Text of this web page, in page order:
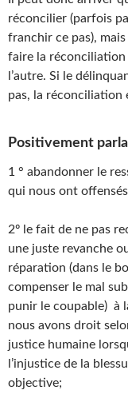
réconcilier (parfois
franchir ce pas),
faire la réconciliation
l’autre. Si le
pas, la réconciliation
Positivement
1 ° abandonner le
qui nous ont
2º le fait de ne pas
une juste revanche
réparation (dans le
compenser le mal
punir le coupable) à
nous avons droit
justice humaine
l’injustice de la
objective;